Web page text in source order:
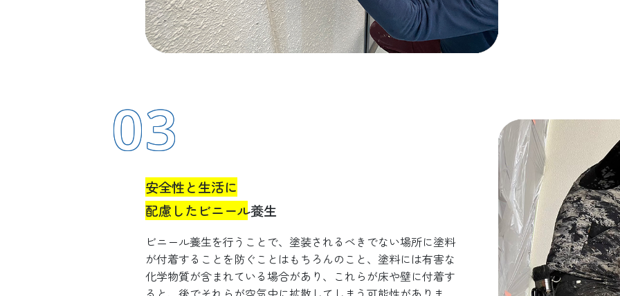
03
安全性と生活に
配慮したビニール養生
ビニール養生を行うことで、塗装されるべきでない場所に塗料
が付着することを防ぐことはもちろんのこと、塗料には有害な
化学物質が含まれている場合があり、これらが床や壁に付着す